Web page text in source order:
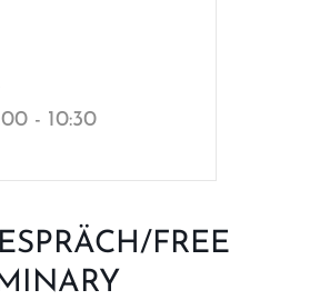
- 10:30
FREE